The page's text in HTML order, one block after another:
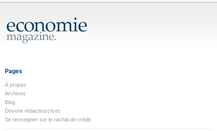
Pages
À propos
Archives
Blog
Devenir rédacteur(rice)
Se renseigner sur le rachat de crédit